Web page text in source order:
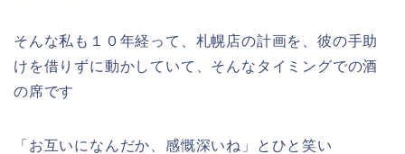
そんな私も１０年経って、札幌店の計画を、彼の手助
けを借りずに動かしていて、そんなタイミングでの酒
の席です
「お互いになんだか、感慨深いね」とひと笑い